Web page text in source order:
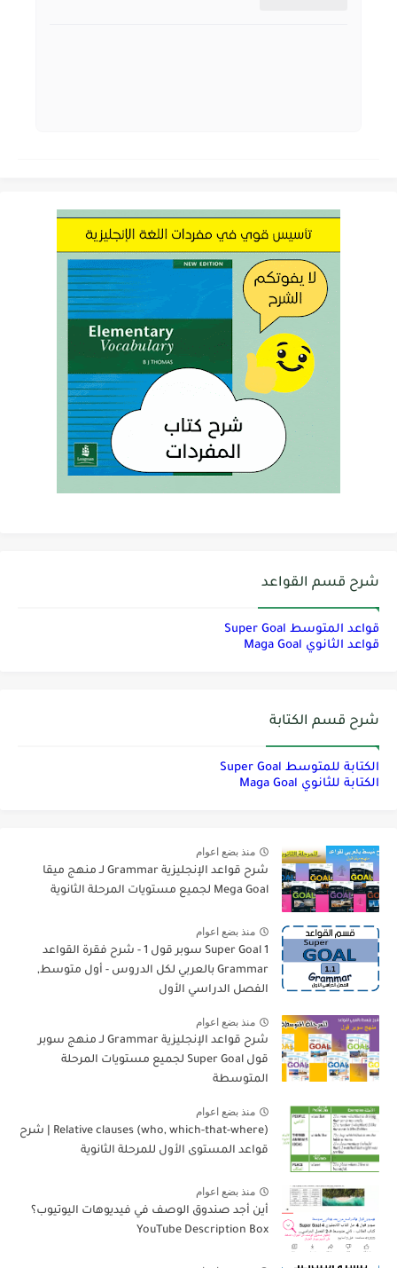
شرح قسم القواعد
قواعد المتوسط Super Goal
قواعد الثانوي Maga Goal
شرح قسم الكتابة
الكتابة للمتوسط Super Goal
الكتابة للثانوي Maga Goal
منذ بضع اعوام
شرح قواعد الإنجليزية Grammar لـ منهج ميقا
Mega Goal لجميع مستويات المرحلة الثانوية
منذ بضع اعوام
Super Goal 1 سوبر قول 1 - شرح فقرة القواعد
Grammar بالعربي لكل الدروس - أول متوسط,
الفصل الدراسي الأول
منذ بضع اعوام
شرح قواعد الإنجليزية Grammar لـ منهج سوبر
قول Super Goal لجميع مستويات المرحلة
المتوسطة
منذ بضع اعوام
Relative clauses (who, which-that-where) | شرح
قواعد المستوى الأول للمرحلة الثانوية
منذ بضع اعوام
أين أجد صندوق الوصف في فيديوهات اليوتيوب؟
YouTube Description Box